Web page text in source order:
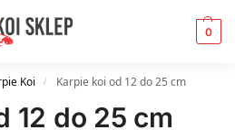
0
Koi / Karpie koi od 12 do 25 cm
12 do 25 cm